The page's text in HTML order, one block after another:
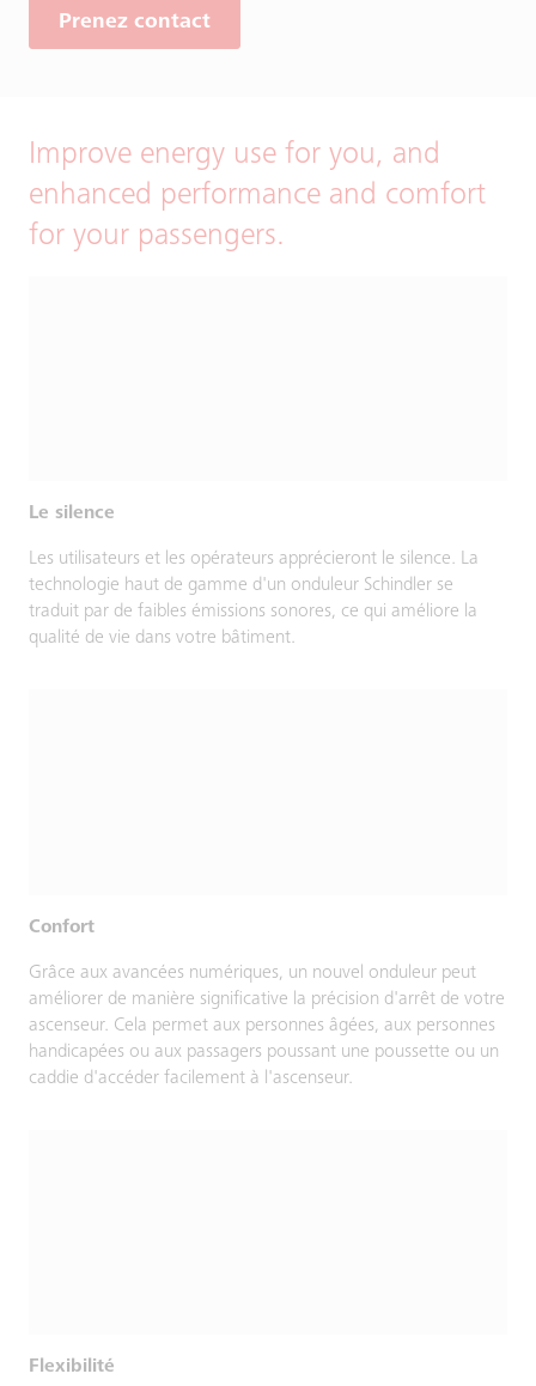
Prenez contact
Improve energy use for you, and
enhanced performance and comfort
for your passengers.
Le silence
Les utilisateurs et les opérateurs apprécieront le silence. La
technologie haut de gamme d'un onduleur Schindler se
traduit par de faibles émissions sonores, ce qui améliore la
qualité de vie dans votre bâtiment.
Confort
Grâce aux avancées numériques, un nouvel onduleur peut
améliorer de manière significative la précision d'arrêt de votre
ascenseur. Cela permet aux personnes âgées, aux personnes
handicapées ou aux passagers poussant une poussette ou un
caddie d'accéder facilement à l'ascenseur.
Flexibilité